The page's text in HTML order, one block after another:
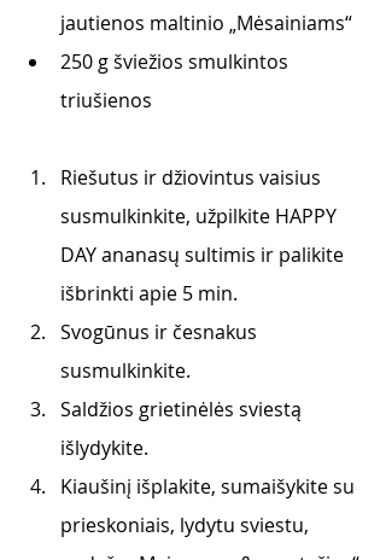
jautienos maltinio „Mėsainiams“
250 g šviežios smulkintos
triušienos
Riešutus ir džiovintus vaisius
susmulkinkite, užpilkite HAPPY
DAY ananasų sultimis ir palikite
išbrinkti apie 5 min.
Svogūnus ir česnakus
susmulkinkite.
Saldžios grietinėlės sviestą
išlydykite.
Kiaušinį išplakite, sumaišykite su
prieskoniais, lydytu sviestu,